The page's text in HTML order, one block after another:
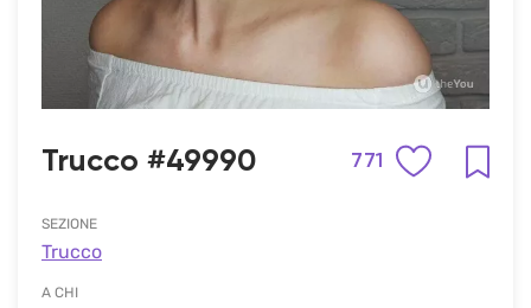
Trucco #49990 771
SEZIONE
Trucco
A CHI